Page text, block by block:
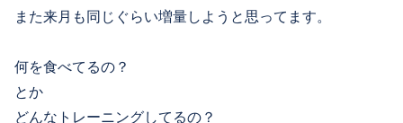
また来月も同じぐらい増量しようと思ってます。
何を食べてるの？
とか
どんなトレーニングしてるの？